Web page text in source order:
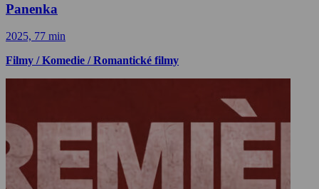
Panenka
2025, 77 min
Filmy / Komedie / Romantické filmy